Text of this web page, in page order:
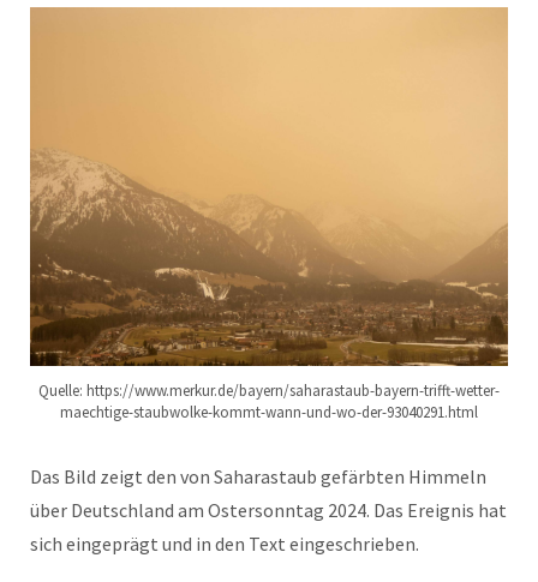
Quelle: https://www.merkur.de/bayern/saharastaub-bayern-trifft-wetter-
maechtige-staubwolke-kommt-wann-und-wo-der-93040291.html
Das Bild zeigt den von Saharastaub gefärbten Himmeln
über Deutschland am Ostersonntag 2024. Das Ereignis hat
sich eingeprägt und in den Text eingeschrieben.